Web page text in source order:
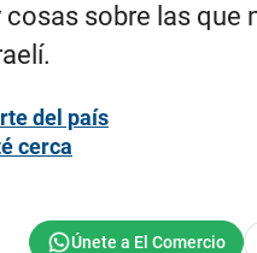
sobre las
del país
cerca